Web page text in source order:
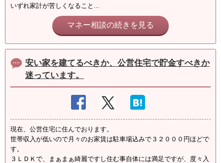
いずれ家計が苦しくなること...
マネー相談の続きを見る
安い家を建てるべきか、公営住宅で貯金すべきか
迷っています。
現在、公営住宅に住んでおります。
世帯収入が低いので月々のお家賃は駐車場込みで３２０００円ほどで
す。
３ＬＤＫで、まぁまぁ綺麗ですし住む事自体には満足ですが、度々入